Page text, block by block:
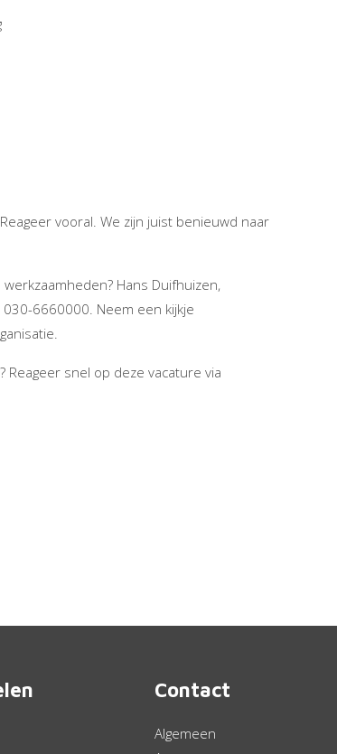
vooral. We zijn juist benieuwd naar
Hans Duifhuizen,
030-6660000. Neem een kijkje
snel op deze vacature via
Contact
Algemeen